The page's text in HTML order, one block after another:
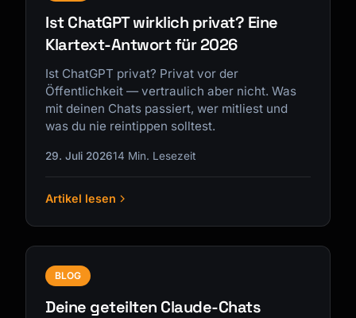
Ist ChatGPT wirklich privat? Eine
Klartext-Antwort für 2026
Ist ChatGPT privat? Privat vor der
Öffentlichkeit — vertraulich aber nicht. Was
mit deinen Chats passiert, wer mitliest und
was du nie reintippen solltest.
29. Juli 202614 Min. Lesezeit
Artikel lesen
BLOG
Deine geteilten Claude-Chats